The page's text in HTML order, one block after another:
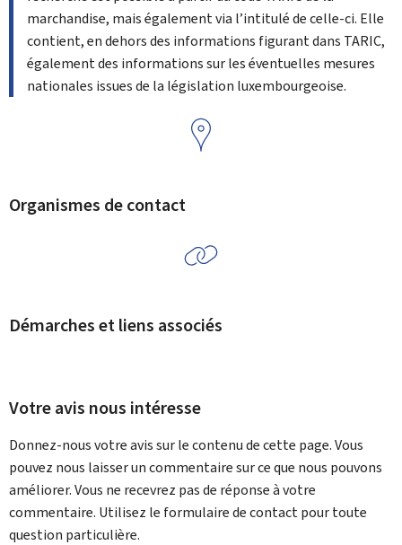
marchandise, mais également via l’intitulé de celle-ci. Elle
contient, en dehors des informations figurant dans TARIC,
également des informations sur les éventuelles mesures
nationales issues de la législation luxembourgeoise.
Organismes de contact
Démarches et liens associés
Votre avis nous intéresse
Donnez-nous votre avis sur le contenu de cette page. Vous
pouvez nous laisser un commentaire sur ce que nous pouvons
améliorer. Vous ne recevrez pas de réponse à votre
commentaire. Utilisez le formulaire de contact pour toute
question particulière.